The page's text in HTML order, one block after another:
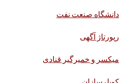
دانشگاه صنعت نفت
رپورتاژ آگهی
میکسر و خمیرگیر قنادی